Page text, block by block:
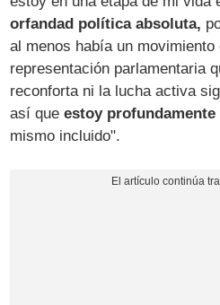
orfandad política absoluta,
al menos había un
representación parlamentaria
reconforta ni la lucha activa
así queestoy profundamente
mismo incluido".